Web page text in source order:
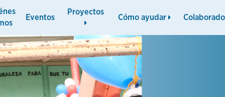
Eventos
Proyectos
Cómo ayudar